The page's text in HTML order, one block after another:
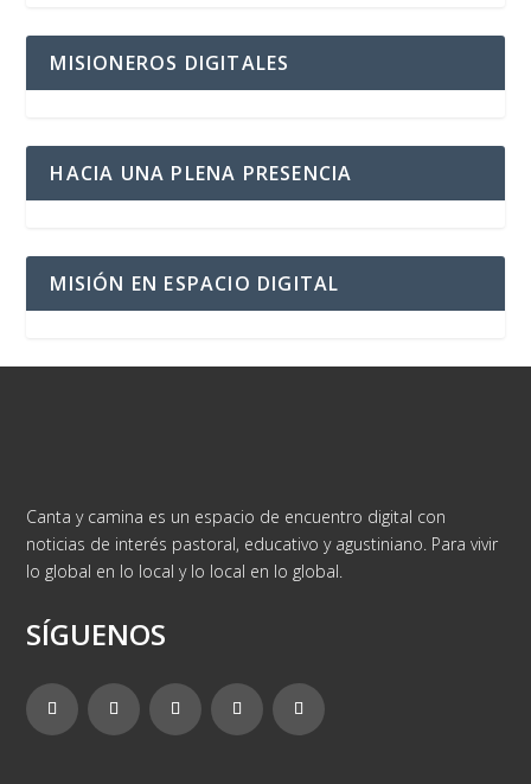
MISIONEROS DIGITALES
HACIA UNA PLENA PRESENCIA
MISIÓN EN ESPACIO DIGITAL
Canta y camina es un espacio de encuentro digital con
noticias de interés pastoral, educativo y agustiniano. Para vivir
lo global en lo local y lo local en lo global.
SÍGUENOS